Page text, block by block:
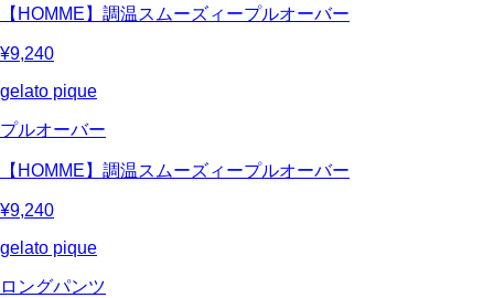
【HOMME】調温スムーズィープルオーバー
¥9,240
gelato pique
プルオーバー
【HOMME】調温スムーズィープルオーバー
¥9,240
gelato pique
ロングパンツ